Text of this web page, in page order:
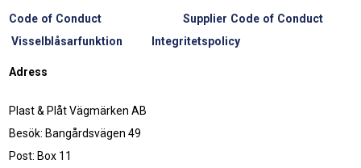
Code of Conduct
Supplier Code of Conduct
Visselblåsarfunktion
Integritetspolicy
Adress
Plast & Plåt Vägmärken AB
Besök: Bangårdsvägen 49
Post: Box 11